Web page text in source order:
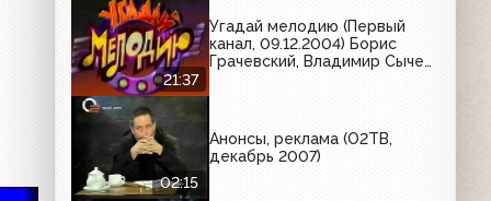
21:37
Угадай мелодию (Первый
канал, 09.12.2004) Борис
Грачевский, Владимир Сычев,
02:15
Анонсы, реклама (О2ТВ,
декабрь 2007)